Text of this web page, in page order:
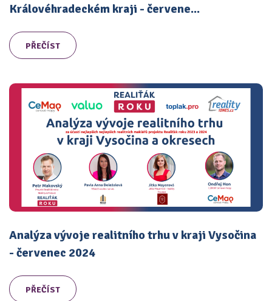
Královéhradeckém kraji - červene...
PŘEČÍST
Analýza vývoje realitního trhu v kraji Vysočina
- červenec 2024
PŘEČÍST